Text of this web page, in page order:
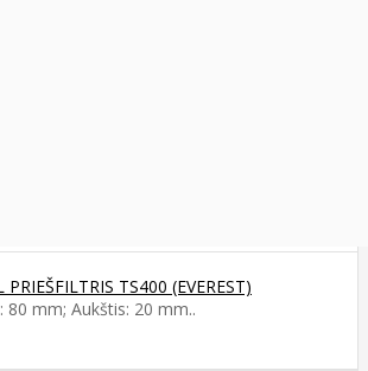
TS400 (EVEREST)
80 mm; Aukštis: 20 mm..